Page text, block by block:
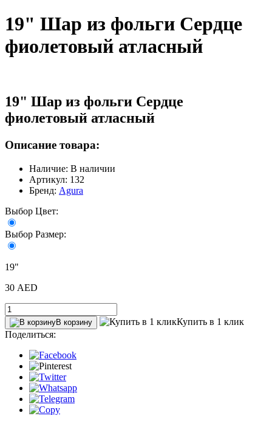
19" Шар из фольги Сердце
фиолетовый атласный
19" Шар из фольги Сердце
фиолетовый атласный
Описание товара:
Наличие: В наличии
Артикул: 132
Бренд: Agura
Выбор Цвет:
Выбор Размер:
19"
30 AED
В корзину
Купить в 1 клик
Поделиться: